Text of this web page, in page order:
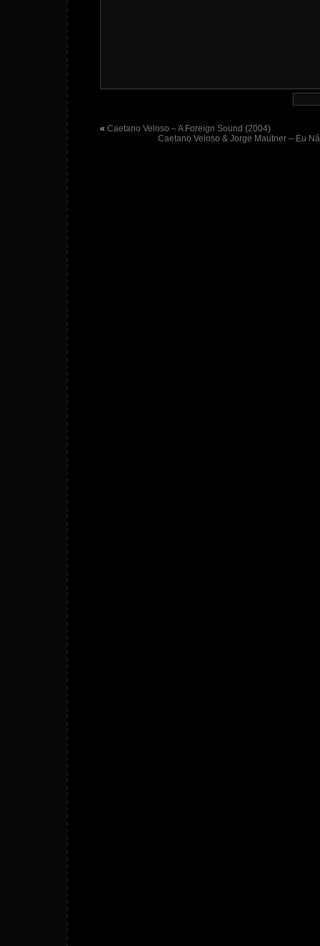
« Caetano Veloso – A Foreign Sound (2004)
Caetano Veloso & Jorge Mautner – Eu